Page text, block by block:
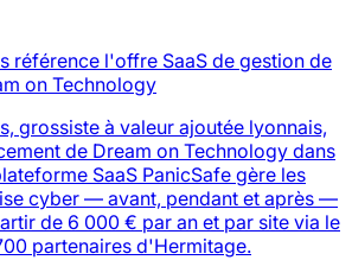
référence l'offre SaaS de gestion de
on Technology
grossiste à valeur ajoutée lyonnais,
de Dream on Technology dans
SaaS PanicSafe gère les
cyber — avant, pendant et après —
de 6 000 € par an et par site via le
partenaires d'Hermitage.